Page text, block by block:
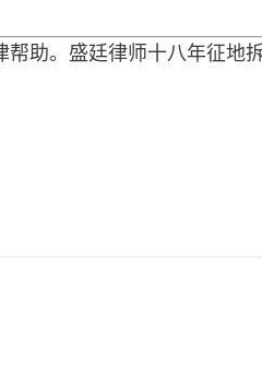
助。盛廷律师十八年征地